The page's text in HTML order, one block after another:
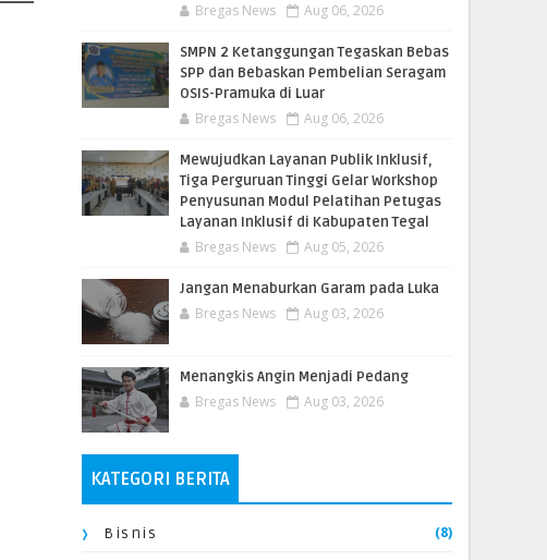
Bregas News Aug 06, 2026
SMPN 2 Ketanggungan Tegaskan Bebas
SPP dan Bebaskan Pembelian Seragam
OSIS-Pramuka di Luar
Bregas News Aug 06, 2026
​Mewujudkan Layanan Publik Inklusif,
Tiga Perguruan Tinggi Gelar Workshop
Penyusunan Modul Pelatihan Petugas
Layanan Inklusif di Kabupaten Tegal
Bregas News Aug 05, 2026
Jangan Menaburkan Garam pada Luka
Bregas News Aug 03, 2026
Menangkis Angin Menjadi Pedang
Bregas News Aug 03, 2026
KATEGORI BERITA
Bisnis (8)